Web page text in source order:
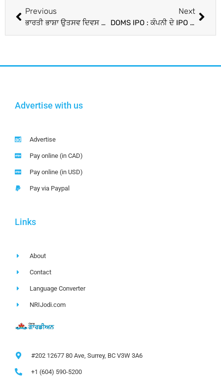
Previous
ਭਾਰਤੀ ਭਾਸ਼ਾ ਉਤਸਵ ਦਿਵਸ ਮਨਾਇਆ
Next
DOMS IPO : ਕੰਪਨੀ ਦੇ IPO ਨੂੰ ਮਿਲਿਆ ਸ਼ਾਨਦਾਰ Response, ਸਬਸਕ੍ਰਿਪਸ਼ਨ ਖੁੱਲਣ ਦੇ ਕੁਝ ਘੰਟਿਆਂ ’ਚ ਹੀ Full ਹੋਇਆ ਆਫ਼ਰ
Advertise with us
Advertise
Pay online (in CAD)
Pay online (in USD)
Pay via Paypal
Links
About
Contact
Language Converter
NRIJodi.com
#202 12677 80 Ave, Surrey, BC V3W 3A6
+1 (604) 590-5200